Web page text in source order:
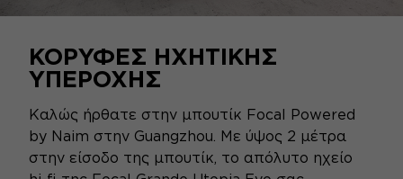
ΚΟΡΥΦΈΣ ΗΧΗΤΙΚΉΣ
ΥΠΕΡΟΧΉΣ
Καλώς ήρθατε στην μπουτίκ Focal Powered
by Naim στην Guangzhou. Με ύψος 2 μέτρα
στην είσοδο της μπουτίκ, το απόλυτο ηχείο